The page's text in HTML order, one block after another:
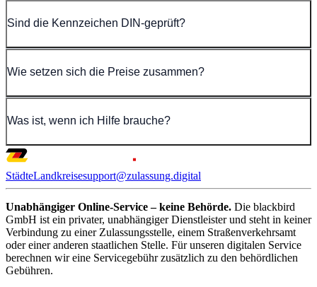
Sind die Kennzeichen DIN-geprüft?
Wie setzen sich die Preise zusammen?
Was ist, wenn ich Hilfe brauche?
StädteLandkreisesupport@zulassung.digital
Unabhängiger Online-Service – keine Behörde. Die blackbird
GmbH ist ein privater, unabhängiger Dienstleister und steht in keiner
Verbindung zu einer Zulassungsstelle, einem Straßenverkehrsamt
oder einer anderen staatlichen Stelle. Für unseren digitalen Service
berechnen wir eine Servicegebühr zusätzlich zu den behördlichen
Gebühren.